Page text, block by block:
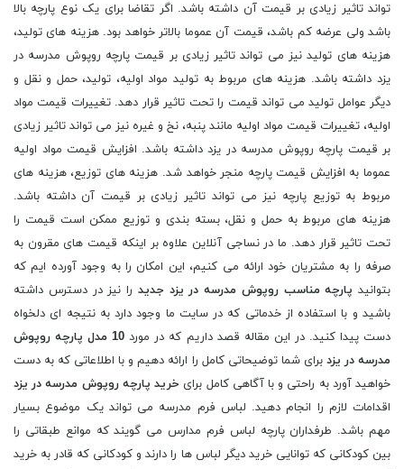
تواند تاثیر زیادی بر قیمت آن داشته باشد. اگر تقاضا برای یک نوع پارچه بالا
باشد ولی عرضه کم باشد، قیمت آن عموما بالاتر خواهد بود. هزینه های تولید،
هزینه های تولید نیز می تواند تاثیر زیادی بر قیمت پارچه روپوش مدرسه در
یزد داشته باشد. هزینه های مربوط به تولید مواد اولیه، تولید، حمل و نقل و
دیگر عوامل تولید می تواند قیمت را تحت تاثیر قرار دهد. تغییرات قیمت مواد
اولیه، تغییرات قیمت مواد اولیه مانند پنبه، نخ و غیره نیز می تواند تاثیر زیادی
بر قیمت پارچه روپوش مدرسه در یزد داشته باشد. افزایش قیمت مواد اولیه
عموما به افزایش قیمت پارچه منجر خواهد شد. هزینه های توزیع، هزینه های
مربوط به توزیع پارچه نیز می تواند تاثیر زیادی بر قیمت آن داشته باشد.
هزینه های مربوط به حمل و نقل، بسته بندی و توزیع ممکن است قیمت را
تحت تاثیر قرار دهد. ما در نساجی آنلاین علاوه بر اینکه قیمت های مقرون به
صرفه را به مشتریان خود ارائه می کنیم، این امکان را به وجود آورده ایم که
بتوانید پارچه مناسب روپوش مدرسه در یزد جدید را نیز در دسترس داشته
باشید و با استفاده از خدماتی که در سایت ما وجود دارد به نتیجه ای دلخواه
دست پیدا کنید. در این مقاله قصد داریم که در مورد
10 مدل پارچه روپوش
مدرسه در یزد برای شما توضیحاتی کامل را ارائه دهیم و با اطلاعاتی که به دست
خواهید آورد به راحتی و با آگاهی کامل برای خرید پارچه روپوش مدرسه در یزد
اقدامات لازم را انجام دهید. لباس فرم مدرسه می تواند یک موضوع بسیار
مهم باشد. طرفداران پارچه لباس فرم مدارس می گویند که موانع طبقاتی را
بین کودکانی که توانایی خرید دیگر لباس ها را دارند و کودکانی که قادر به خرید